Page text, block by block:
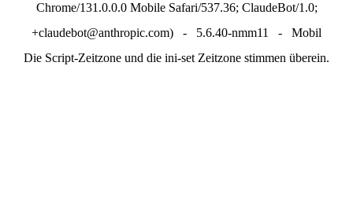
Chrome/131.0.0.0 Mobile Safari/537.36; ClaudeBot/1.0;
+claudebot@anthropic.com) - 5.6.40-nmm11 - Mobil
Die Script-Zeitzone und die ini-set Zeitzone stimmen überein.